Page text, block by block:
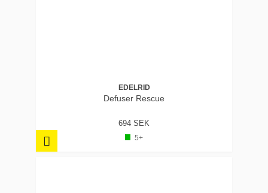
EDELRID
Defuser Rescue
694 SEK
5+